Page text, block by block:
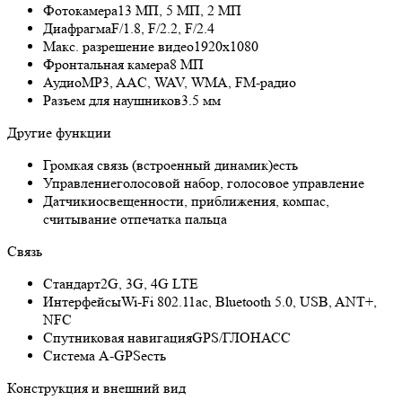
Фотокамера13 МП, 5 МП, 2 МП
ДиафрагмаF/1.8, F/2.2, F/2.4
Макс. разрешение видео1920x1080
Фронтальная камера8 МП
АудиоMP3, AAC, WAV, WMA, FM-радио
Разъем для наушников3.5 мм
Другие функции
Громкая связь (встроенный динамик)есть
Управлениеголосовой набор, голосовое управление
Датчикиосвещенности, приближения, компас,
считывание отпечатка пальца
Связь
Стандарт2G, 3G, 4G LTE
ИнтерфейсыWi-Fi 802.11ac, Bluetooth 5.0, USB, ANT+,
NFC
Спутниковая навигацияGPS/ГЛОНАСС
Cистема A-GPSесть
Конструкция и внешний вид